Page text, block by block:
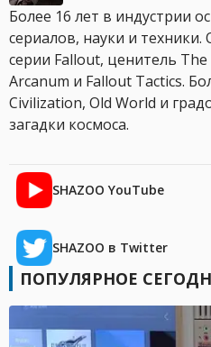
Более 16 лет в индустрии
сериалов, науки и
серии Fallout, ценитель
Arcanum и Fallout Tactics.
Civilization, Old World и
загадки космоса.
SHAZOO YouTube
SHAZOO в Twitter
ПОПУЛЯРНОЕ